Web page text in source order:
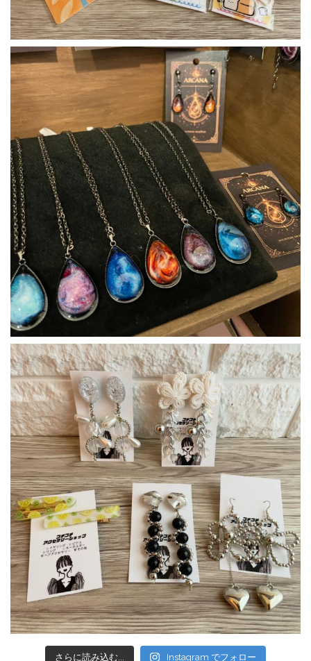
さらに読み込む... Instagram でフォロー